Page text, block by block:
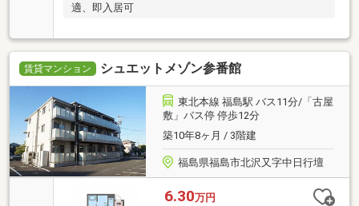
適、即入居可
賃貸マンション シュエットメゾン参番館
東北本線 福島駅 バス11分/「古屋
敷」バス停 停歩12分
築10年8ヶ月 / 3階建
福島県福島市北沢又字中日行壇
6.30万円